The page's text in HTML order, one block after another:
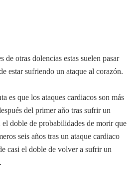
de otras dolencias estas suelen pasar
estar sufriendo un ataque al corazón.
es que los ataques cardiacos son más
del primer año tras sufrir un
el doble de probabilidades de morir que
seis años tras un ataque cardiaco
casi el doble de volver a sufrir un